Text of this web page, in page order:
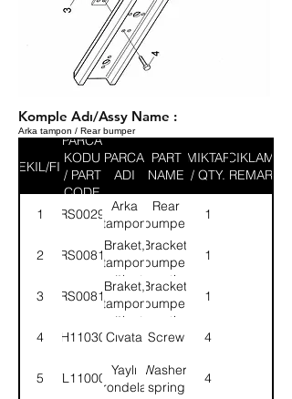
Komple Adı/Assy Name :
Arka tampon / Rear bumper
SEKIL/FIG
PARCA
KODU
/ PART
CODE
PARCA
ADI
PART
NAME
MIKTAR
/ QTY.
ACIKLAMA
/ REMARK
1 52RS002982
Arka
tampon
Rear
bumper
1
2 52RS008153
Braket,
tampon
bağlantı-
Sağ
Bracket,
bumper
mounting-
RH
1
3 52RS008149
Braket,
tampon
bağlantı-
Sol
Bracket,
bumper
mounting-
LH
1
4 SH110301Cıvata Screw 4
5 WL110002
Yaylı
rondela
Washer,
spring
4